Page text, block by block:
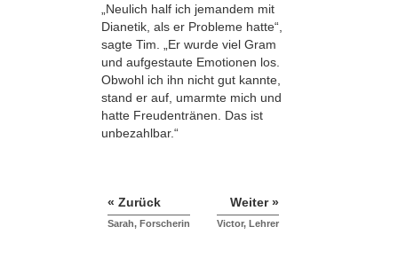
„Neulich half ich jemandem mit
Dianetik, als er Probleme hatte“,
sagte Tim. „Er wurde viel Gram
und aufgestaute Emotionen los.
Obwohl ich ihn nicht gut kannte,
stand er auf, umarmte mich und
hatte Freudentränen. Das ist
unbezahlbar.“
« Zurück
Sarah, Forscherin
Weiter »
Victor, Lehrer